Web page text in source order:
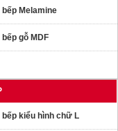
bếp Melamine
bếp gỗ MDF
bếp kiểu hình chữ L